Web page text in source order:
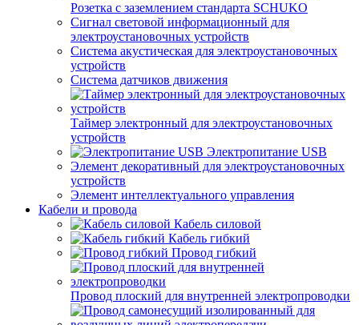
Розетка с заземлением стандарта SCHUKO
Сигнал световой информационный для
электроустановочных устройств
Система акустическая для электроустановочных
устройств
Система датчиков движения
Таймер электронный для электроустановочных
устройств
Электропитание USB
Элемент декоративный для электроустановочных
устройств
Элемент интеллектуального управления
Кабели и провода
Кабель силовой
Кабель гибкий
Провод гибкий
Провод плоский для внутренней электропроводки